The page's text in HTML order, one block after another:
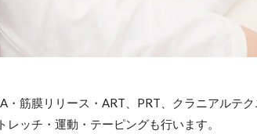
筋膜リリース・ART、PRT、クラニアルテク
ッチ・運動・テーピングも行います。